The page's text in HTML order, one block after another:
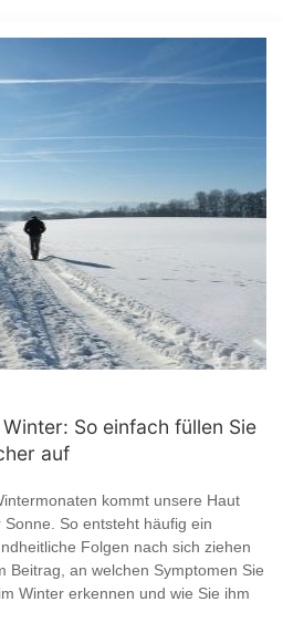
So einfach füllen Sie
auf
kommt unsere Haut
So entsteht häufig ein
Folgen nach sich ziehen
Beitrag, an welchen Symptomen Sie
Winter erkennen und wie Sie ihm